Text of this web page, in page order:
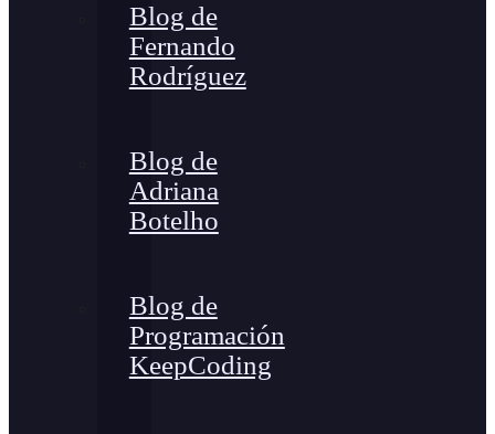
Blog de
Fernando
Rodríguez
Blog de
Adriana
Botelho
Blog de
Programación
KeepCoding